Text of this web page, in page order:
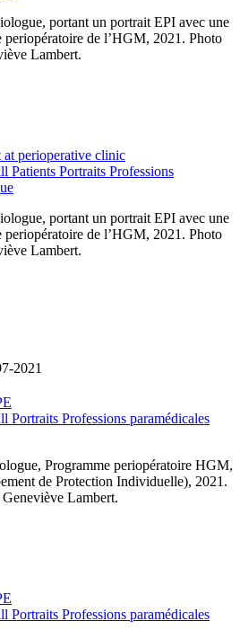
portant un portrait EPI avec une
periopératoire de l’HGM, 2021. Photo
Lambert.
Patients Portraits Professions
portant un portrait EPI avec une
periopératoire de l’HGM, 2021. Photo
Lambert.
2021
Portraits Professions paramédicales
Programme periopératoire HGM,
de Protection Individuelle), 2021.
Lambert.
Portraits Professions paramédicales